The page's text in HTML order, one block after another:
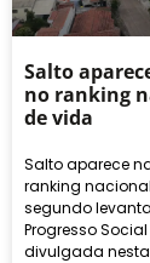
Salto
no ranking
de vida
Salto aparece
ranking
segundo
Progresso
divulgada nesta